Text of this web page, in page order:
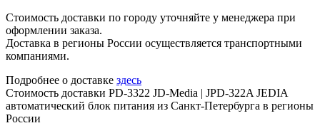
Стоимость доставки по городу уточняйте у менеджера при
оформлении заказа.
Доставка в регионы России осуществляется транспортными
компаниями.
Подробнее о доставке здесь
Стоимость доставки PD-3322 JD-Media | JPD-322A JEDIA
автоматический блок питания из Санкт-Петербурга в регионы
России